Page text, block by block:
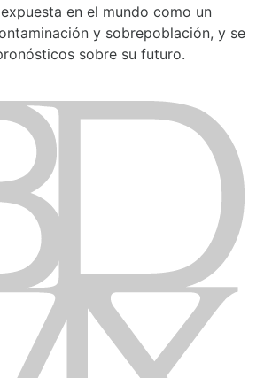
en el mundo como un
y sobrepoblación, y se
sobre su futuro.